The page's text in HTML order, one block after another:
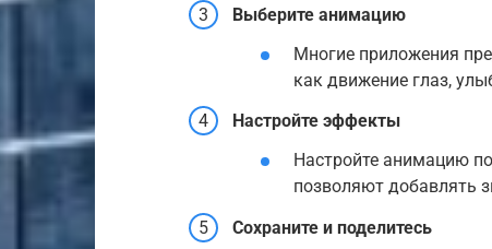
Выберите анимацию
Многие приложения
как движение глаз,
Настройте эффекты
Настройте анимацию
позволяют добавлять
Сохраните и поделитесь